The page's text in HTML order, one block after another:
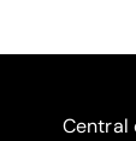
Central